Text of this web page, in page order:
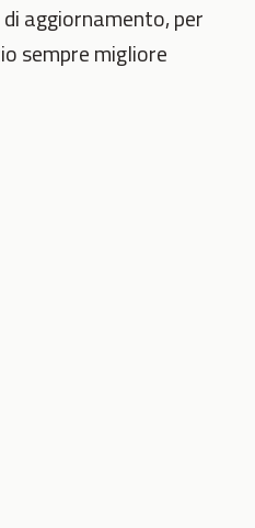
aggiornamento, per
sempre migliore